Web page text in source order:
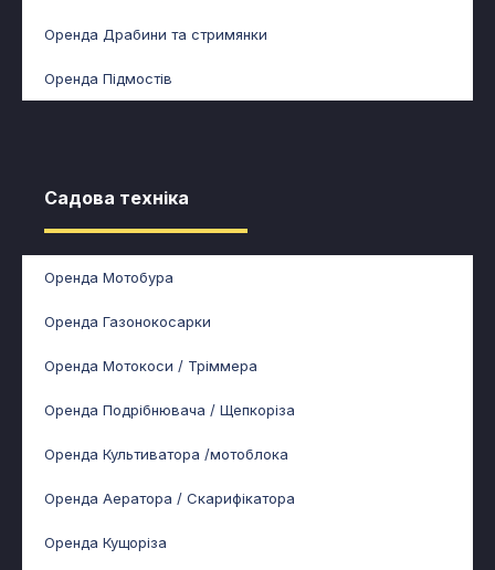
Оренда Драбини та стримянки
Оренда Підмостів
Садова техніка​
Оренда Мотобура
Оренда Газонокосарки
Оренда Мотокоси / Тріммера
Оренда Подрібнювача / Щепкоріза
Оренда Культиватора /мотоблока
Оренда Аератора / Скарифікатора
Оренда Кущоріза